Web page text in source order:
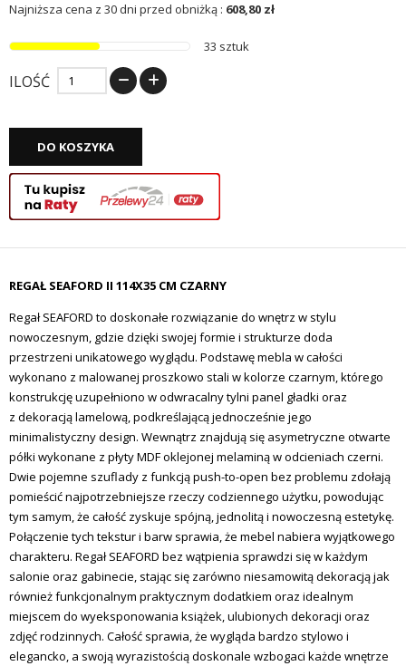
Najniższa cena z 30 dni przed obniżką : 608,80 zł
33 sztuk
ILOŚĆ
DO KOSZYKA
REGAŁ SEAFORD II 114X35 CM CZARNY
Regał SEAFORD to doskonałe rozwiązanie do wnętrz w stylu
nowoczesnym, gdzie dzięki swojej formie i strukturze doda
przestrzeni unikatowego wyglądu. Podstawę mebla w całości
wykonano z malowanej proszkowo stali w kolorze czarnym, którego
konstrukcję uzupełniono wodwracalny tylni panel gładki oraz
z dekoracją lamelową, podkreślającą jednocześnie jego
minimalistyczny design. Wewnątrz znajdują się asymetryczne otwarte
półki wykonane z płyty MDF oklejonej melaminą w odcieniach czerni.
Dwie pojemne szuflady z funkcją push-to-open bez problemu zdołają
pomieścić najpotrzebniejsze rzeczy codziennego użytku, powodując
tym samym, że całość zyskuje spójną, jednolitą i nowoczesną estetykę.
Połączenie tych tekstur i barw sprawia, że mebel nabiera wyjątkowego
charakteru. Regał SEAFORD bez wątpienia sprawdzi się w każdym
salonie oraz gabinecie, stając się zarówno niesamowitą dekoracją jak
również funkcjonalnym praktycznym dodatkiem oraz idealnym
miejscem do wyeksponowania książek, ulubionych dekoracji oraz
zdjęć rodzinnych. Całość sprawia, że wygląda bardzo stylowo i
elegancko, a swoją wyrazistością doskonale wzbogaci każde wnętrze